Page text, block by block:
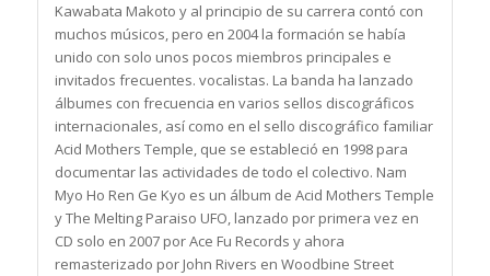
Kawabata Makoto y al principio de su carrera contó con
muchos músicos, pero en 2004 la formación se había
unido con solo unos pocos miembros principales e
invitados frecuentes. vocalistas. La banda ha lanzado
álbumes con frecuencia en varios sellos discográficos
internacionales, así como en el sello discográfico familiar
Acid Mothers Temple, que se estableció en 1998 para
documentar las actividades de todo el colectivo. Nam
Myo Ho Ren Ge Kyo es un álbum de Acid Mothers Temple
y The Melting Paraiso UFO, lanzado por primera vez en
CD solo en 2007 por Ace Fu Records y ahora
remasterizado por John Rivers en Woodbine Street